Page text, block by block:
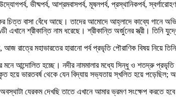
ভীষ্মপর্ব, আশ্রমবাসপর্ব, মূষলপর্ব, প্রস্থানিকপর্ব,
চিত্ত বাসা বেঁধে আছে। তাদের আমোদে আহ্লাদে কাব্যে গানে
এখানে শ্রীকান্তি নাম ধরেছে। শ্রীকান্তি অর্জুনের স্ত্রী। তিনি
রাত্রে মহাভারতের হারানো পর্ব প্রভৃতি পৌরাণিক বিষয় নিয়ে
আন্দোলিত হচ্ছে। নদীর নামমালার মধ্যে সিন্ধু ও শতদ্রু
হয়ে ভারতবর্ষ থেকে যেন বিদ্যায় সভ্যতায় স্খলিত হয়ে
যেরকম দেখছি তাতে এখানে আমার ভ্রমণ সংক্ষেপ করতে